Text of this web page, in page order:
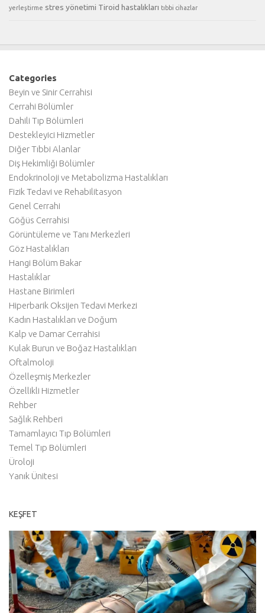
yerleştirme stres yönetimi Tiroid hastalıkları tıbbi cihazlar
Categories
Beyin ve Sinir Cerrahisi
Cerrahi Bölümler
Dahili Tıp Bölümleri
Destekleyici Hizmetler
Diğer Tıbbi Alanlar
Diş Hekimliği Bölümler
Endokrinoloji ve Metabolizma Hastalıkları
Fizik Tedavi ve Rehabilitasyon
Genel Cerrahi
Göğüs Cerrahisi
Görüntüleme ve Tanı Merkezleri
Göz Hastalıkları
Hangi Bölüm Bakar
Hastalıklar
Hastane Birimleri
Hiperbarik Oksijen Tedavi Merkezi
Kadın Hastalıkları ve Doğum
Kalp ve Damar Cerrahisi
Kulak Burun ve Boğaz Hastalıkları
Oftalmoloji
Özelleşmiş Merkezler
Özellikli Hizmetler
Rehber
Sağlık Rehberi
Tamamlayıcı Tıp Bölümleri
Temel Tıp Bölümleri
Üroloji
Yanık Ünitesi
KEŞFET